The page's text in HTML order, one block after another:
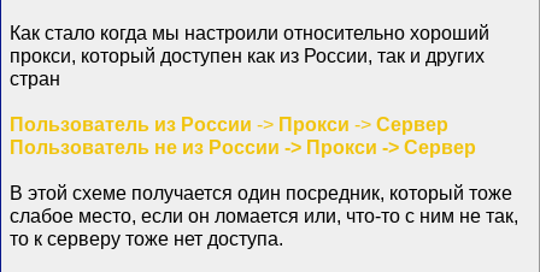
Как стало когда мы настроили относительно хороший
прокси, который доступен как из России, так и других
стран
Пользователь из России -> Прокси ->Сервер
Пользователь не из России -> Прокси -> Сервер
В этой схеме получается один посредник, который тоже
слабое место, если он ломается или, что-то с ним не так,
то к серверу тоже нет доступа.